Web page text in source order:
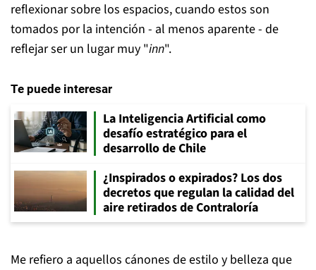
reflexionar sobre los espacios, cuando estos son
tomados por la intención - al menos aparente - de
reflejar ser un lugar muy "inn".
Te puede interesar
La Inteligencia Artificial como
desafío estratégico para el
desarrollo de Chile
¿Inspirados o expirados? Los dos
decretos que regulan la calidad del
aire retirados de Contraloría
Me refiero a aquellos cánones de estilo y belleza que